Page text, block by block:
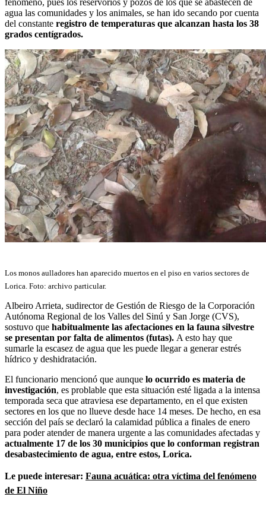
agua las comunidades y los animales, se han ido secando por cuenta
del constante registro de temperaturas que alcanzan hasta los 38
grados centígrados.
Los monos aulladores han aparecido muertos en el piso en varios sectores de
Lorica. Foto: archivo particular.
Albeiro Arrieta, sudirector de Gestión de Riesgo de la Corporación
Autónoma Regional de los Valles del Sinú y San Jorge (CVS),
sostuvo que habitualmente las afectaciones en la fauna silvestre
se presentan por falta de alimentos (futas). A esto hay que
sumarle la escasez de agua que les puede llegar a generar estrés
hídrico y deshidratación.
El funcionario mencionó que aunque lo ocurrido es materia de
investigación, es problable que esta situación esté ligada a la intensa
temporada seca que atraviesa ese departamento, en el que existen
sectores en los que no llueve desde hace 14 meses. De hecho, en esa
sección del país se declaró la calamidad pública a finales de enero
para poder atender de manera urgente a las comunidades afectadas y
actualmente 17 de los 30 municipios que lo conforman registran
desabastecimiento de agua, entre estos, Lorica.
Le puede interesar: Fauna acuática: otra víctima del fenómeno
de El Niño